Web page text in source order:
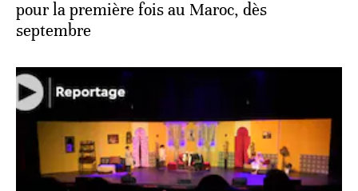
pour la première fois au Maroc, dès
septembre